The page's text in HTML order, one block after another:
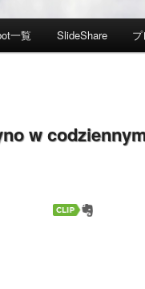
移動
動
一覧 SlideShare
w